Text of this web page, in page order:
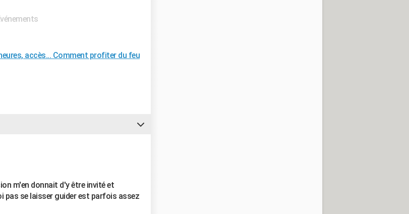
accès... Comment profiter du feu
m'en donnait d'y être invité et
pas se laisser guider est parfois assez